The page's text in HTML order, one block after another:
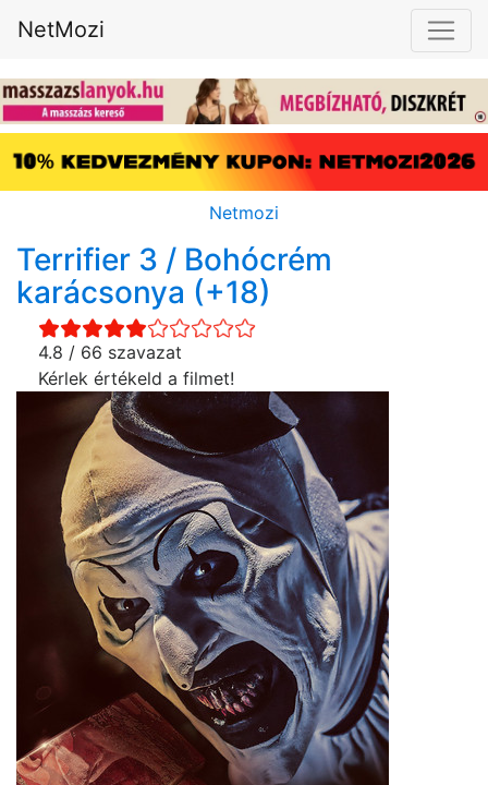
NetMozi
Netmozi
Terrifier 3 / Bohócrém
karácsonya (+18)
4.8 / 66 szavazat
Kérlek értékeld a filmet!